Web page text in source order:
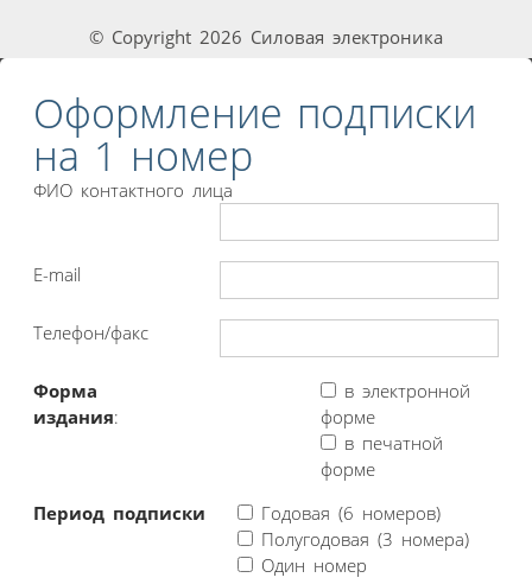
© Copyright 2026 Силовая электроника
Оформление подписки
на 1 номер
ФИО контактного лица
E-mail
Телефон/факс
Форма
издания:
в электронной
форме
в печатной
форме
Период подписки
Годовая (6 номеров)
Полугодовая (3 номера)
Один номер